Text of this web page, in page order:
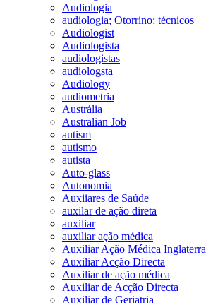
Audiologia
audiologia; Otorrino; técnicos
Audiologist
Audiologista
audiologistas
audiologsta
Audiology
audiometria
Austrália
Australian Job
autism
autismo
autista
Auto-glass
Autonomia
Auxiiares de Saúde
auxilar de ação direta
auxiliar
auxiliar ação médica
Auxiliar Ação Médica Inglaterra
Auxiliar Acção Directa
Auxiliar de ação médica
Auxiliar de Acção Directa
Auxiliar de Geriatria